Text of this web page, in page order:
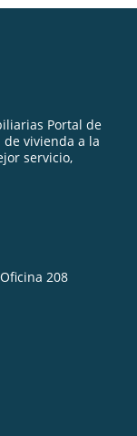
Portal de
de vivienda a la
servicio,
208